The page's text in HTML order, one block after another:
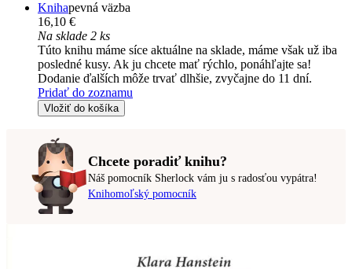
Knihapevná väzba
16,10 €
Na sklade 2 ks
Túto knihu máme síce aktuálne na sklade, máme však už iba
posledné kusy. Ak ju chcete mať rýchlo, ponáhľajte sa!
Dodanie ďalších môže trvať dlhšie, zvyčajne do 11 dní.
Pridať do zoznamu
Vložiť do košíka
Chcete poradiť knihu?
Náš pomocník Sherlock vám ju s radosťou vypátra!
Knihomoľský pomocník